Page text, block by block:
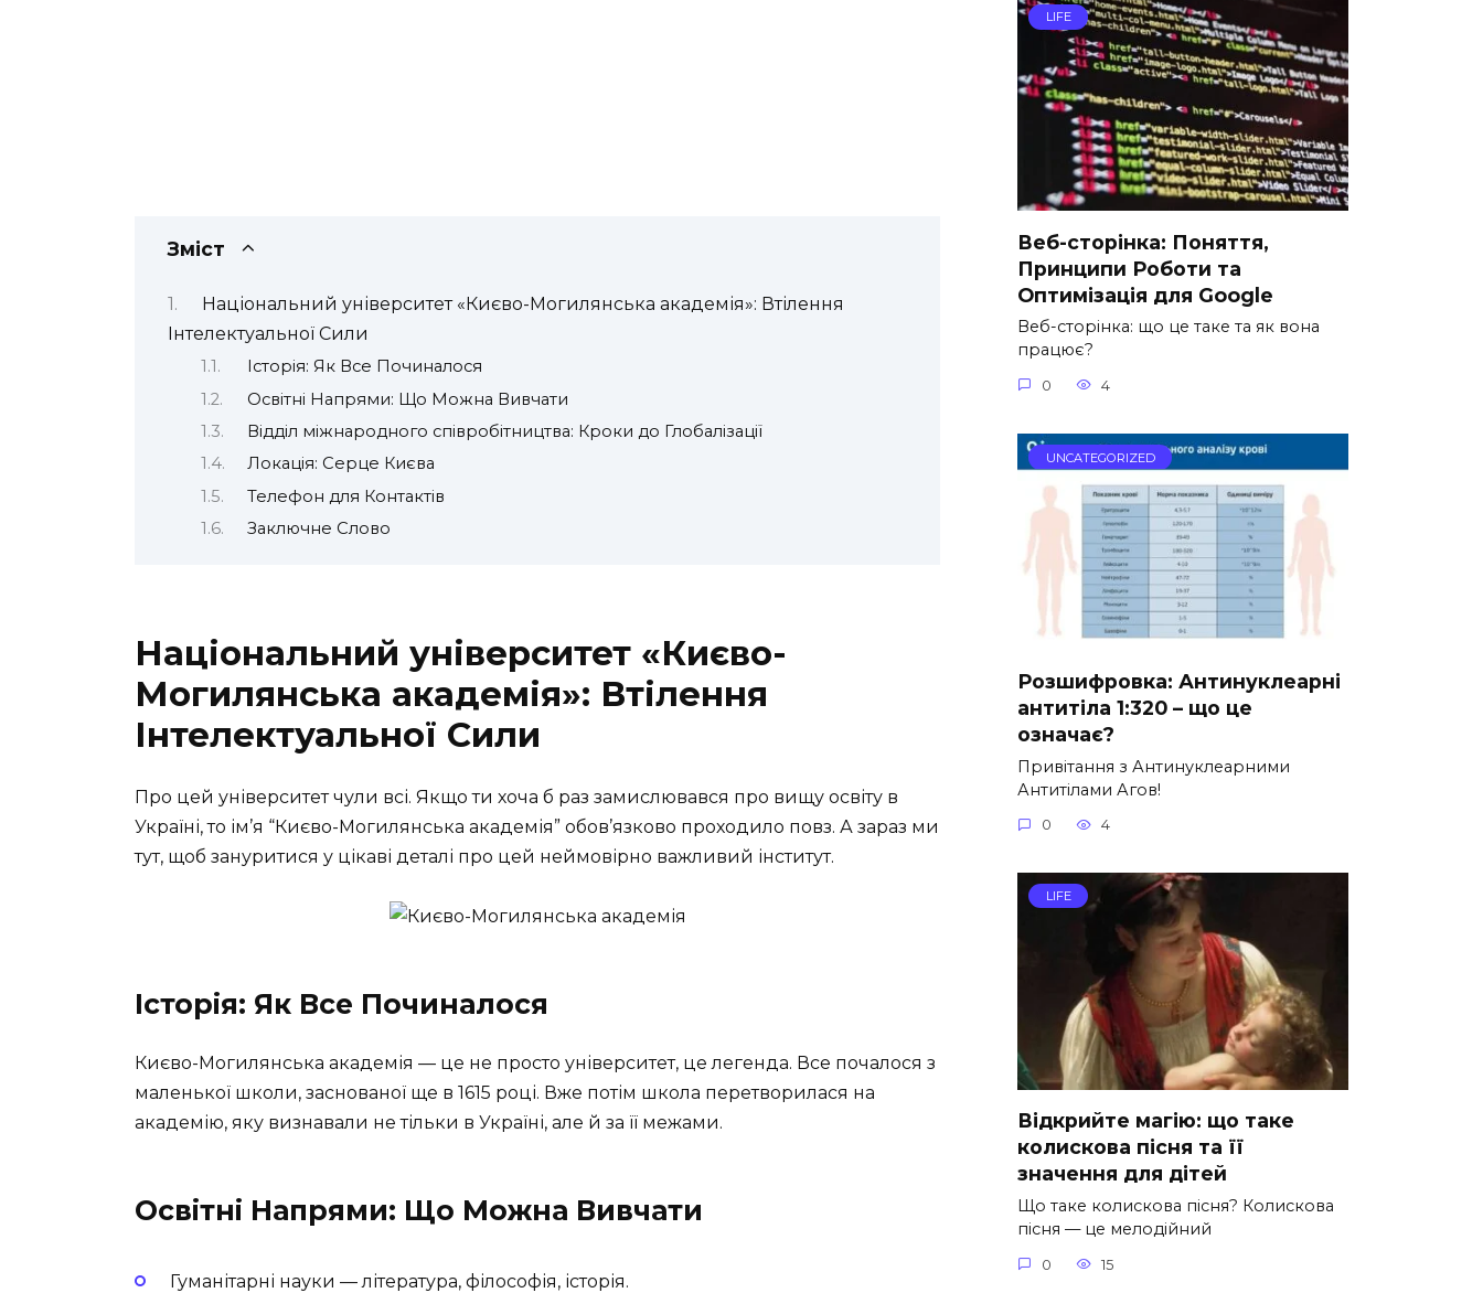
Зміст
Національний університет «Києво-Могилянська академія»: Втілення
Інтелектуальної Сили
Історія: Як Все Починалося
Освітні Напрями: Що Можна Вивчати
Відділ міжнародного співробітництва: Кроки до Глобалізації
Локація: Серце Києва
Телефон для Контактів
Заключне Слово
Національний університет «Києво-
Могилянська академія»: Втілення
Інтелектуальної Сили
Про цей університет чули всі. Якщо ти хоча б раз замислювався про вищу освіту в
Україні, то ім’я “Києво-Могилянська академія” обов’язково проходило повз. А зараз ми
тут, щоб зануритися у цікаві деталі про цей неймовірно важливий інститут.
Історія: Як Все Починалося
Києво-Могилянська академія — це не просто університет, це легенда. Все почалося з
маленької школи, заснованої ще в 1615 році. Вже потім школа перетворилася на
академію, яку визнавали не тільки в Україні, але й за її межами.
Освітні Напрями: Що Можна Вивчати
Гуманітарні науки — література, філософія, історія.
LIFE
Веб-сторінка: Поняття,
Принципи Роботи та
Оптимізація для Google
Веб-сторінка: що це таке та як вона
працює?
0 4
UNCATEGORIZED
Розшифровка: Антинуклеарні
антитіла 1:320 – що це
означає?
Привітання з Антинуклеарними
Антитілами Агов!
0 4
LIFE
Відкрийте магію: що таке
колискова пісня та її
значення для дітей
Що таке колискова пісня? Колискова
пісня — це мелодійний
0 15